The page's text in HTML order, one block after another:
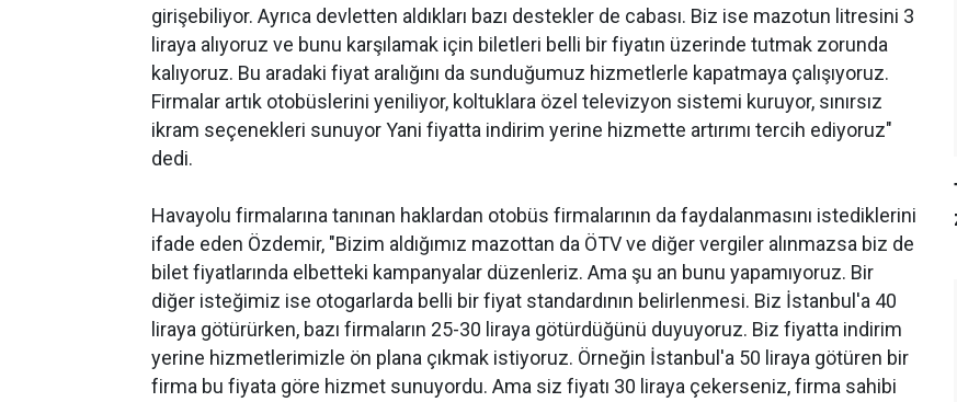
girişebiliyor. Ayrıca devletten aldıkları bazı destekler de cabası. Biz ise mazotun litresini 3
liraya alıyoruz ve bunu karşılamak için biletleri belli bir fiyatın üzerinde tutmak zorunda
kalıyoruz. Bu aradaki fiyat aralığını da sunduğumuz hizmetlerle kapatmaya çalışıyoruz.
Firmalar artık otobüslerini yeniliyor, koltuklara özel televizyon sistemi kuruyor, sınırsız
ikram seçenekleri sunuyor Yani fiyatta indirim yerine hizmette artırımı tercih ediyoruz"
dedi.
Havayolu firmalarına tanınan haklardan otobüs firmalarının da faydalanmasını istediklerini
ifade eden Özdemir, "Bizim aldığımız mazottan da ÖTV ve diğer vergiler alınmazsa biz de
bilet fiyatlarında elbetteki kampanyalar düzenleriz. Ama şu an bunu yapamıyoruz. Bir
diğer isteğimiz ise otogarlarda belli bir fiyat standardının belirlenmesi. Biz İstanbul'a 40
liraya götürürken, bazı firmaların 25-30 liraya götürdüğünü duyuyoruz. Biz fiyatta indirim
yerine hizmetlerimizle ön plana çıkmak istiyoruz. Örneğin İstanbul'a 50 liraya götüren bir
firma bu fiyata göre hizmet sunuyordu. Ama siz fiyatı 30 liraya çekerseniz, firma sahibi